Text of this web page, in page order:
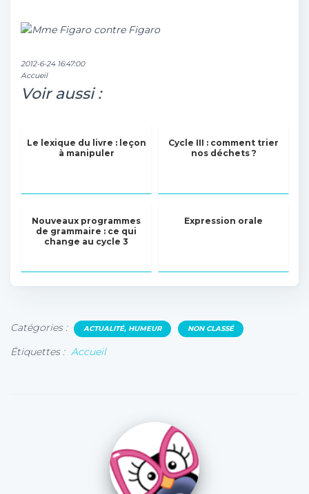
2012-6-24 16:47:00
Accueil
Voir aussi :
Le lexique du livre : leçon
à manipuler
Cycle III : comment trier
nos déchets ?
Nouveaux programmes
de grammaire : ce qui
change au cycle 3
Expression orale
Catégories : ACTUALITÉ, HUMEUR NON CLASSÉ
Étiquettes : Accueil